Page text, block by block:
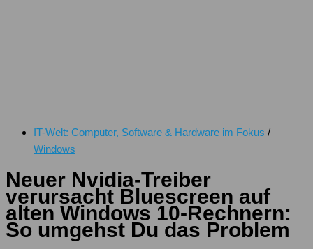
IT-Welt: Computer, Software & Hardware im Fokus /
Windows
Neuer Nvidia-Treiber
verursacht Bluescreen auf
alten Windows 10-Rechnern:
So umgehst Du das Problem